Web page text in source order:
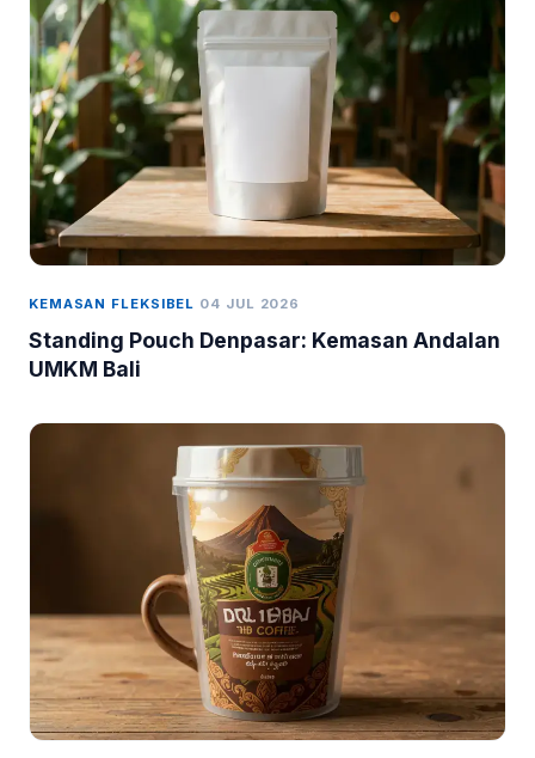
KEMASAN FLEKSIBEL 04 JUL 2026
Standing Pouch Denpasar: Kemasan Andalan
UMKM Bali